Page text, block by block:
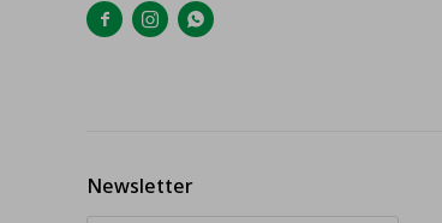
  
Newsletter